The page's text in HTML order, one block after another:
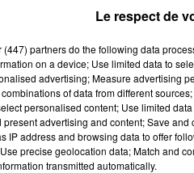
Le respect de
(447) partnersdo the following data
on a device; Use limited data to
advertising; Measure advertising
of data from different
personalised content; Use limited
present advertising and content; Save
IP address and browsing data to offer
precise geolocation data; Match and
transmitted automatically.